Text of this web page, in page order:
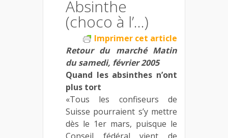
Absinthe
(choco à l’…)
Imprimer cet article
Retour du marché Matin
du samedi, février 2005
Quand les absinthes n’ont
plus tort
«Tous les confiseurs de
Suisse pourraient s’y mettre
dès le 1er mars, puisque le